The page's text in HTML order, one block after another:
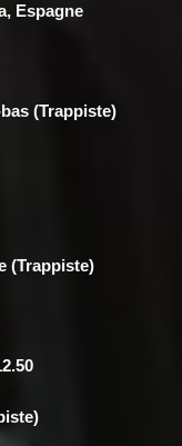
Espagne
(Trappiste)
(Trappiste)